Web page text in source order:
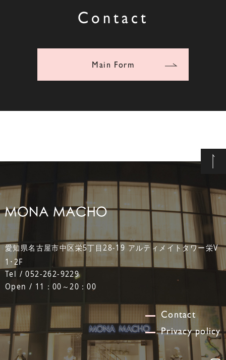
Contact
Main Form
愛知県名古屋市中区栄5丁目28-19 アルティメイトタワー栄V
1･2F
Tel / 052-262-9229
Open / 11：00～20：00
Contact
Privacy policy